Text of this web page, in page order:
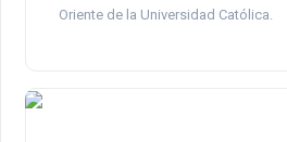
Oriente de la Universidad Católica.